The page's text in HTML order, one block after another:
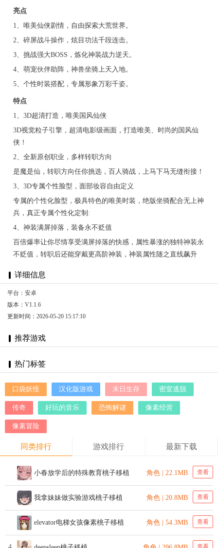
亮点
1、唯美仙侠剧情，自由探索大荒世界。
2、碎屏战斗操作，炫目功法千段连击。
3、挑战强大BOSS，炼化神装战力逆天。
4、萌宠伙伴助阵，神兽坐骑上天入地。
5、个性时装搭配，专属形象万彩千姿。
特点
1、3D超清打造，唯美国风仙侠
3D视觉粒子引擎，超清电影级画面，打造唯美、时尚的国风仙
侠！
2、全新原创职业，多样转职方向
是魔是仙，转职方向任你挑选，百人骑战，上马下马无缝衔接！
3、3D专属个性脸型，面部妆容自由定义
专属的个性化脸型，极具特色的唯美时装，绝版坐骑配合无上神
兵，真正专属个性化定制:
4、神装满屏掉落，装备永不贬值
百倍爆率让你尽情享受满屏掉落的快感，属性暴涨的独特神装永
不贬值，转职后还能穿戴更高阶神装，神装属性随之直线飙升
详细信息
平台：安卓
版本：V1.1.6
更新时间：2026-05-20 15:17:10
推荐游戏
热门标签
口袋妖怪 汉化版游戏 末日生存 密室逃脱
传奇 好玩的音乐 恐怖解谜 像素经营
像素冒险
同类排行 游戏排行 最新下载
小春放学后的特殊教育桃子移植 角色 | 22.1MB 查看
我拿妹妹做实验游戏桃子移植 角色 | 20.8MB 查看
elevator电梯女孩像素桃子移植 角色 | 54.3MB 查看